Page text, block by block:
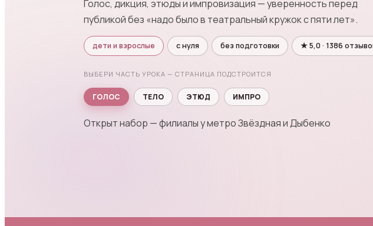
Голос, дикция, этюды и импровизация — уверенность перед
публикой без «надо было в театральный кружок с пяти лет».
дети и взрослые с нуля без подготовки ★ 5,0 · 1386
ВЫБЕРИ ЧАСТЬ УРОКА — СТРАНИЦА ПОДСТРОИТСЯ
ГОЛОС ТЕЛО ЭТЮД ИМПРО
Открыт набор — филиалы у метро Звёздная и Дыбенко